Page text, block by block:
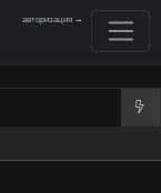
авторизация →